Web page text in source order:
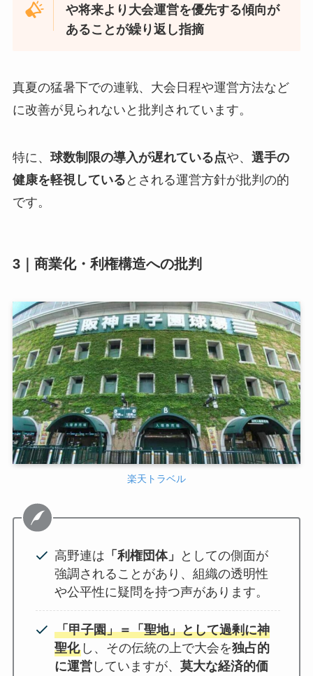
や将来より大会運営を優先する傾向が
あることが繰り返し指摘
真夏の猛暑下での連戦、大会日程や運営方法など
に改善が見られないと批判されています。
特に、 球数制限の導入が遅れている点や、 選手の
健康を軽視している とされる運営方針が批判の的
です。
3｜商業化・利権構造への批判
楽天トラベル
高野連は 「利権団体」
としての側面が
強調されることがあり、組織の透明性
や公平性に疑問を持つ声があります。
「甲子園」＝「聖地」として過剰に神
聖化 し、その伝統の上で大会を独占的
に運営 していますが、莫大な経済的価